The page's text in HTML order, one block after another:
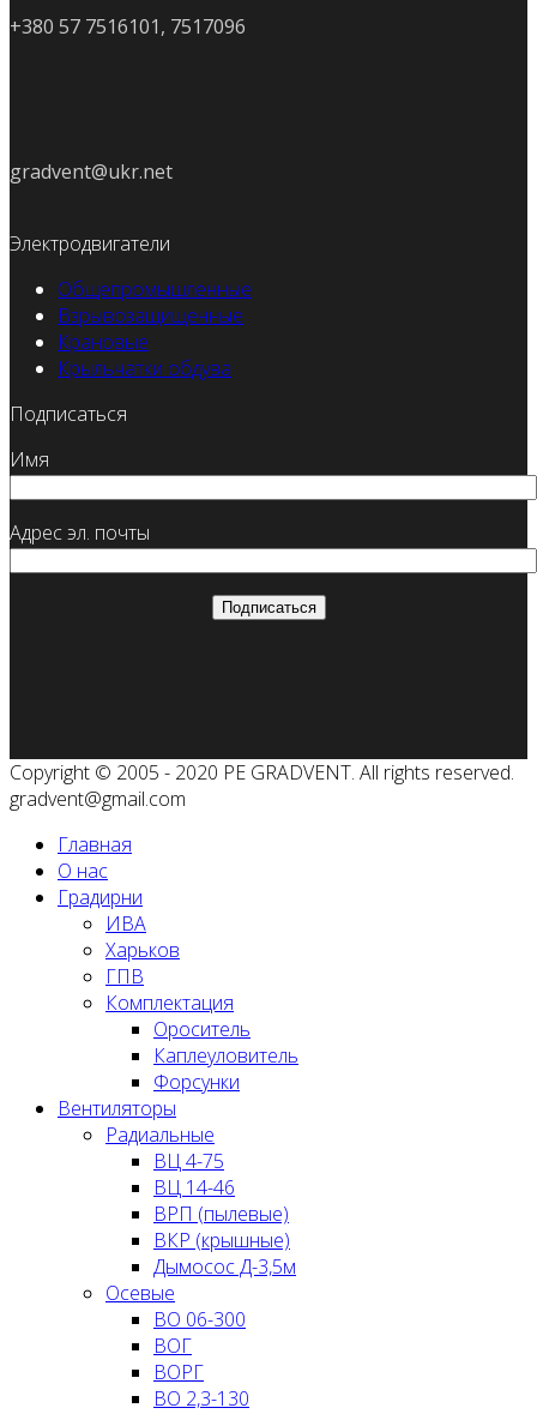
+380 57 7516101, 7517096
gradvent@ukr.net
Электродвигатели
Общепромышленные
Взрывозащищенные
Крановые
Крыльчатки обдува
Подписаться
Имя
Адрес эл. почты
Copyright © 2005 - 2020 PE GRADVENT. All rights reserved.
gradvent@gmail.com
Главная
О нас
Градирни
ИВА
Харьков
ГПВ
Комплектация
Ороситель
Каплеуловитель
Форсунки
Вентиляторы
Радиальные
ВЦ 4-75
ВЦ 14-46
ВРП (пылевые)
ВКР (крышные)
Дымосос Д-3,5м
Осевые
ВО 06-300
ВОГ
ВОРГ
ВО 2,3-130